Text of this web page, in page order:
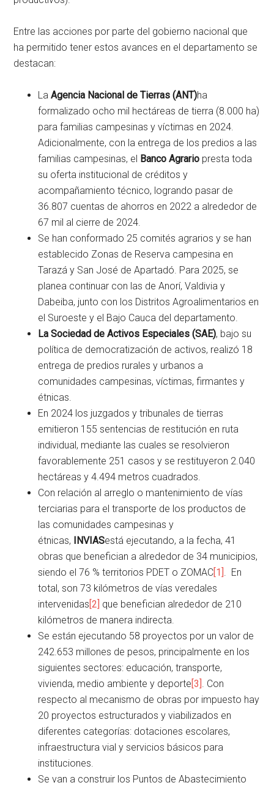
Entre las acciones por parte del gobierno nacional que
ha permitido tener estos avances en el departamento se
destacan:
LaAgencia Nacional de Tierras (ANT)ha
formalizado ocho mil hectáreas de tierra (8.000 ha)
para familias campesinas y víctimas en 2024.
Adicionalmente, con la entrega de los predios a las
familias campesinas, el Banco Agrario presta toda
su oferta institucional de créditos y
acompañamiento técnico, logrando pasar de
36.807 cuentas de ahorros en 2022 a alrededor de
67 mil al cierre de 2024.
Se han conformado 25 comités agrarios y se han
establecido Zonas de Reserva campesina en
Tarazá y San José de Apartadó. Para 2025, se
planea continuar con las de Anorí, Valdivia y
Dabeiba, junto con los Distritos Agroalimentarios en
el Suroeste y el Bajo Cauca del departamento.
La Sociedad de Activos Especiales (SAE), bajo su
política de democratización de activos, realizó 18
entrega de predios rurales y urbanos a
comunidades campesinas, víctimas, firmantes y
étnicas.
En 2024 los juzgados y tribunales de tierras
emitieron 155 sentencias de restitución en ruta
individual, mediante las cuales se resolvieron
favorablemente 251 casos y se restituyeron 2.040
hectáreas y 4.494 metros cuadrados.
Con relación al arreglo o mantenimiento de vías
terciarias para el transporte de los productos de
las comunidades campesinas y
étnicas, INVIASestá ejecutando, a la fecha, 41
obras que benefician a alrededor de 34 municipios,
siendo el 76 % territorios PDET o ZOMAC[1]
. En
total, son 73 kilómetros de vías veredales
intervenidas[2] que benefician alrededor de 210
kilómetros de manera indirecta.
Se están ejecutando 58 proyectos por un valor de
242.653 millones de pesos, principalmente en los
siguientes sectores: educación, transporte,
vivienda, medio ambiente y deporte[3] . Con
respecto al mecanismo de obras por impuesto hay
20 proyectos estructurados y viabilizados en
diferentes categorías: dotaciones escolares,
infraestructura vial y servicios básicos para
instituciones.
Se van a construir los Puntos de Abastecimiento